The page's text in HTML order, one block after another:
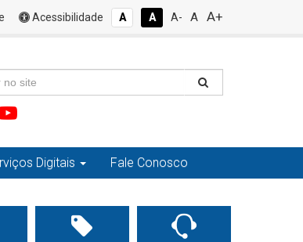
Acessibilidade A A A- A A+
Digitais Fale Conosco